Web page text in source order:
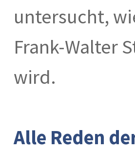
untersucht,
Frank-Walter
wird.
Alle Reden